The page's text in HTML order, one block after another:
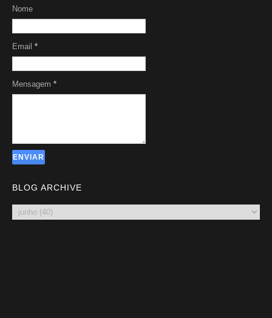
Nome
Email *
Mensagem *
BLOG ARCHIVE